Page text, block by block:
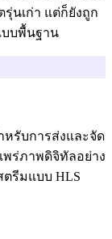
รุ่นเก่า แต่ก็ยังถูก
บบพื้นฐาน
ำหรับการส่งและจัด
พร่ภาพดิจิทัลอย่าง
ตรีมแบบ HLS